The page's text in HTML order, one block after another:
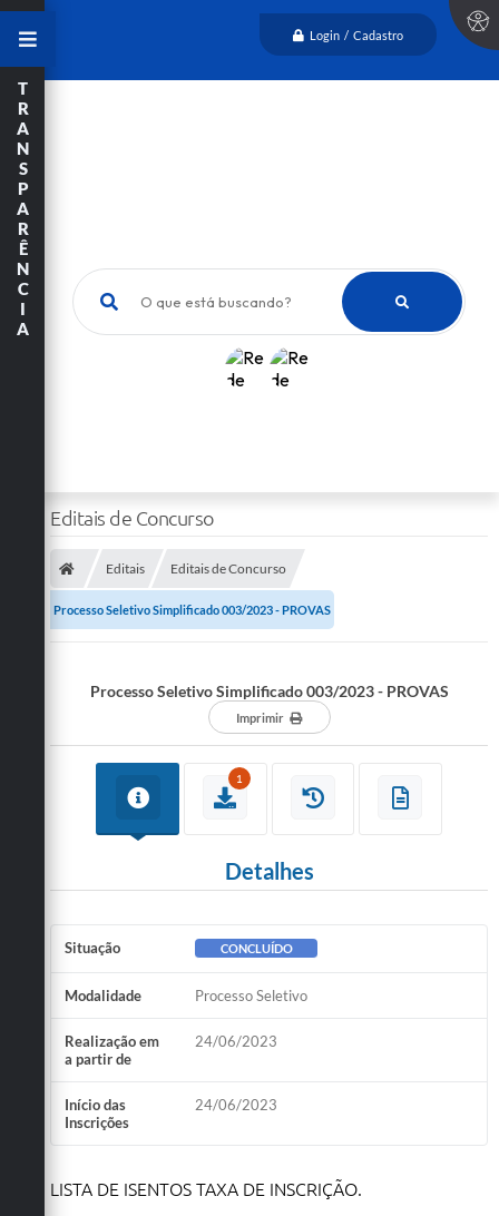
Login / Cadastro
O que está buscando?
T
R
A
N
S
P
A
R
Ê
N
C
I
A
Editais de Concurso
Editais Editais de Concurso
Processo Seletivo Simplificado 003/2023 - PROVAS
Processo Seletivo Simplificado 003/2023 - PROVAS
Imprimir
1
Detalhes
Situação CONCLUÍDO
Modalidade Processo Seletivo
Realização em
a partir de
24/06/2023
Início das
Inscrições
24/06/2023
LISTA DE ISENTOS TAXA DE INSCRIÇÃO.